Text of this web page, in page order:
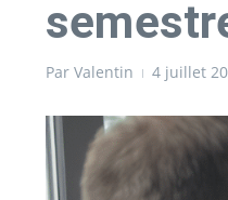
Par Valentin 4 juillet